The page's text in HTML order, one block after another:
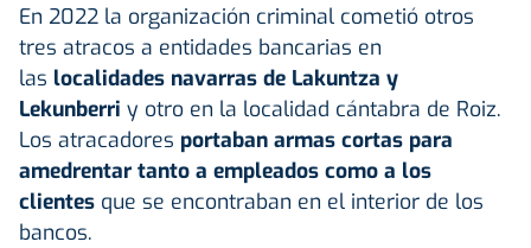
En 2022 la organización criminal cometió otros
tres atracos a entidades bancarias en
las localidades navarras de Lakuntza y
Lekunberri y otro en la localidad cántabra de Roiz.
Los atracadores portaban armas cortas para
amedrentar tanto a empleados como a los
clientes que se encontraban en el interior de los
bancos.